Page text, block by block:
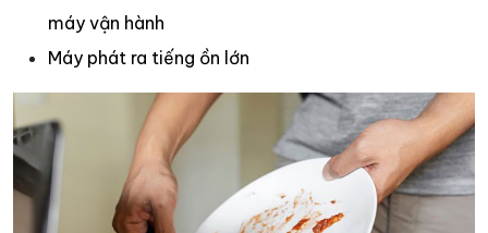
máy vận hành
Máy phát ra tiếng ồn lớn